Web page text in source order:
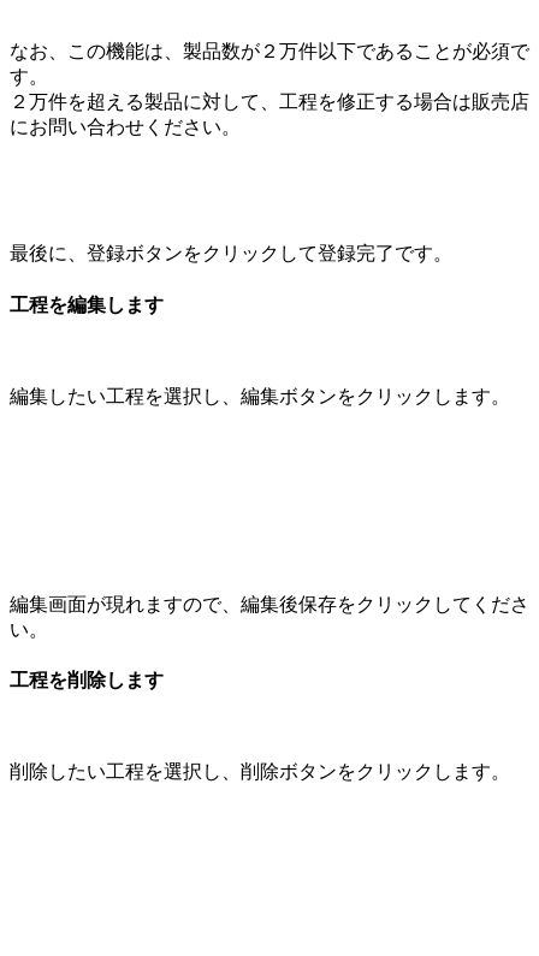
なお、この機能は、製品数が２万件以下であることが必須で
す。
２万件を超える製品に対して、工程を修正する場合は販売店
にお問い合わせください。
最後に、登録ボタンをクリックして登録完了です。
工程を編集します
編集したい工程を選択し、編集ボタンをクリックします。
編集画面が現れますので、編集後保存をクリックしてくださ
い。
工程を削除します
削除したい工程を選択し、削除ボタンをクリックします。